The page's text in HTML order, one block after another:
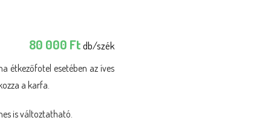
80 000 Ftdb/szék
étkezőfotel esetében az íves
a karfa.
is változtatható.